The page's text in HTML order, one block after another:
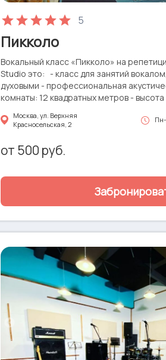
5
Пикколо
Вокальный класс «Пикколо» на
Studio это: - класс для занятий
духовыми - профессиональная
комнаты: 12 квадратных метров -
пульт the t-mix mix 1202 fx • Синтезатор
Москва, ул. Верхняя
Красносельская, 2
от 500 руб.